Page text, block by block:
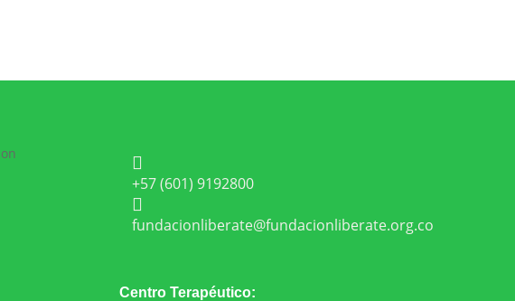

+57 (601) 9192800

fundacionliberate@fundacionliberate.org.co
Centro Terapéutico: